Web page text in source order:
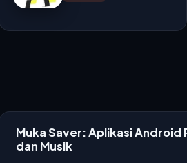
Muka Saver: Aplikasi
dan Musik